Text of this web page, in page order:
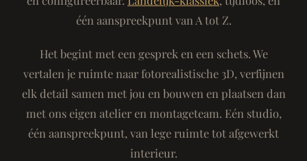
één aanspreekpunt van A tot Z.
Het begint met een gesprek en een schets. We
vertalen je ruimte naar fotorealistische 3D, verfijnen
elk detail samen met jou en bouwen en plaatsen dan
met ons eigen atelier en montageteam. Eén studio,
één aanspreekpunt, van lege ruimte tot afgewerkt
interieur.